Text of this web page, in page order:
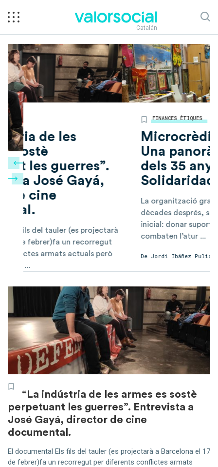
Catalán
29 OCTUBRE 2019
Microcrèdits a Espanya.
Una panoràmica arrel
dels 35 anys del Fondo de
Solidaridad
La organització granadina, més de tres
dècades després, segueix amb el propòsit
inicial: donar suport a projectes que
combaten l’atur ...
DeJordi Ibáñez Pulido
“La indústria de les armes es sostè
perpetuant les guerres”. Entrevista a
José Gayá, director de cine
documental.
El documental Els fils del tauler (es projectarà a Barcelona el 17
de febrer)fa un recorregut per diferents conflictes armats